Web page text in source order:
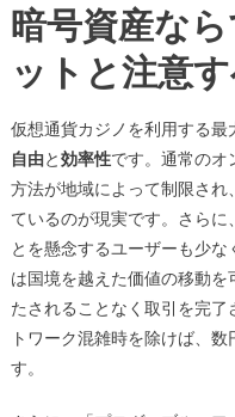
暗号資産な
ットと注意
仮想通貨カジノを利用する
自由と効率性です。通常のオ
方法が地域によって制限さ
ているのが現実です。さら
とを懸念するユーザーも少
は国境を越えた価値の移動を
たされることなく取引を完
トワーク混雑時を除けば、
す。